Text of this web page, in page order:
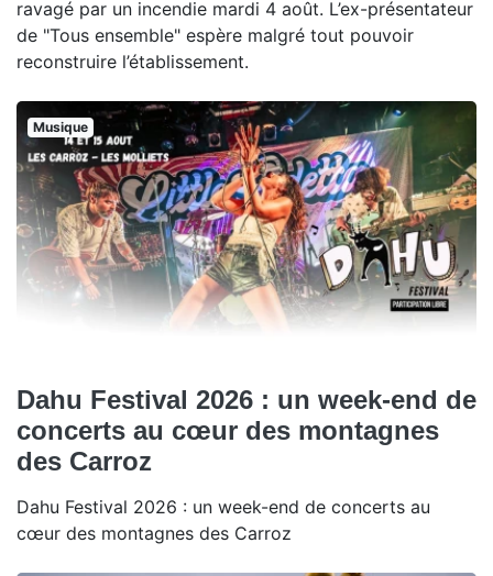
ravagé par un incendie mardi 4 août. L’ex-présentateur
de "Tous ensemble" espère malgré tout pouvoir
reconstruire l’établissement.
Musique
Dahu Festival 2026 : un week-end de
concerts au cœur des montagnes
des Carroz
Dahu Festival 2026 : un week-end de concerts au
cœur des montagnes des Carroz